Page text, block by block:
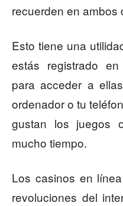
recuerden en ambos
Esto tiene una
estás registrado
para acceder a
ordenador o tu
gustan los juegos
mucho tiempo.
Los casinos en
revoluciones del